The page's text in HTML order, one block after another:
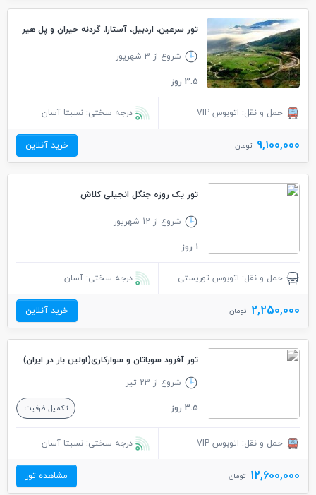
تور سرعین، اردبیل، آستارا، گردنه حیران و پل هیر
شروع از 3 شهریور
3.5 روز
حمل و نقل: اتوبوس VIP درجه سختی: نسبتا آسان
9,100,000 تومان خرید آنلاین
تور یک روزه جنگل انجیلی کلاش
شروع از 12 شهریور
1 روز
حمل و نقل: اتوبوس توریستی درجه سختی: آسان
2,250,000 تومان خرید آنلاین
تور آفرود سوباتان و سوارکاری(اولین بار در ایران)
شروع از 23 تیر
3.5 روز تکمیل ظرفیت
حمل و نقل: اتوبوس VIP درجه سختی: نسبتا آسان
12,600,000 تومان مشاهده تور